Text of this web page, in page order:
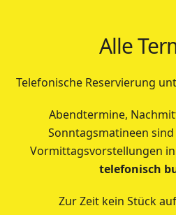
Alle
Telefonische Reservierung
Abendtermine,
Sonntagsmatineen sind
Vormittagsvorstellungen
telefonisch
Zur Zeit kein Stück